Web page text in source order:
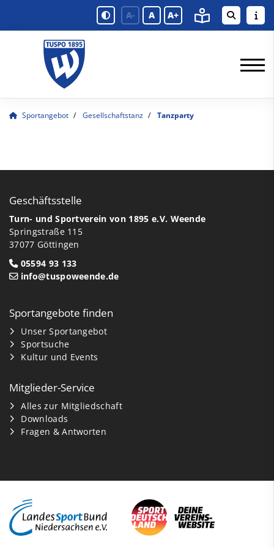
A- A A+
Sportangebot Gesellschaftstanz Tanzparty
Geschäftsstelle
Turn- und Sportverein von 1895 e.V. Weende
Springstraße 115
37077 Göttingen
05594 93 133
info@tuspoweende.de
Sportangebote finden
Unser Sportangebot
Sportsuche
Kultur und Events
Mitglieder-Service
Alles zur Mitgliedschaft
Downloads
Fragen & Antworten